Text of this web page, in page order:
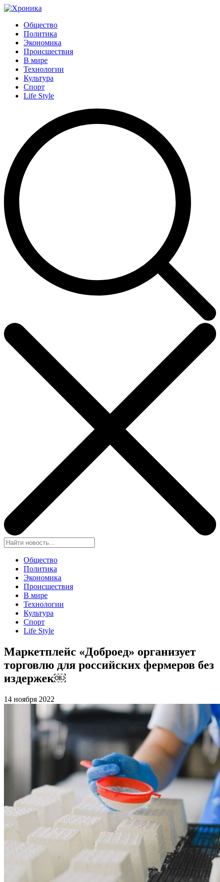
Общество
Политика
Экономика
Происшествия
В мире
Технологии
Культура
Спорт
Life Style
Общество
Политика
Экономика
Происшествия
В мире
Технологии
Культура
Спорт
Life Style
Маркетплейс «Доброед» организует
торговлю для российских фермеров без
издержек￼
14 ноября 2022